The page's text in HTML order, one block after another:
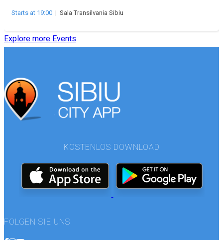
Starts at 19:00 | Sala Transilvania Sibiu
Explore more Events
KOSTENLOS DOWNLOAD
FOLGEN SIE UNS